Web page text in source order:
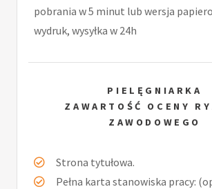
pobrania w 5 minut lub wersja
wydruk, wysyłka w 24h
PIELĘGNIARKA
ZAWARTOŚĆ OCENY
ZAWODOWEGO
Strona tytułowa.
Pełna karta stanowiska pracy: